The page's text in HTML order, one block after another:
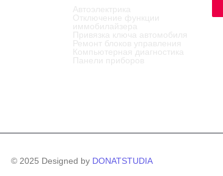
Автоэлектрика
Отключение функции
иммобилайзера
Привязка ключа автомобиля
Ремонт блоков управления
Компьютерная диагностика
Панели приборов
© 2025 Designed by DONATSTUDIA